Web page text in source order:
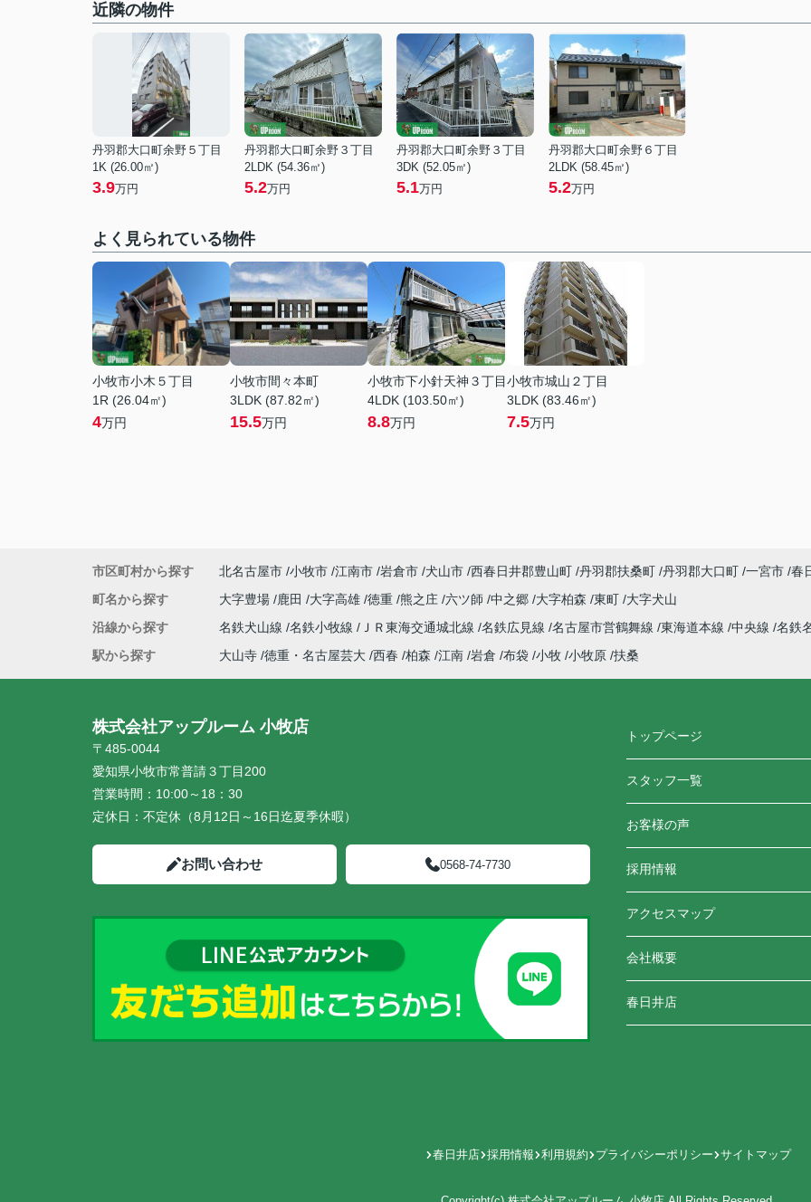
近隣の物件
丹羽郡大口町余野５丁目
1K (26.00㎡)
3.9万円
丹羽郡大口町余野３丁目
2LDK (54.36㎡)
5.2万円
丹羽郡大口町余野３丁目
3DK (52.05㎡)
5.1万円
丹羽郡大口町余野６丁目
2LDK (58.45㎡)
5.2万円
よく見られている物件
小牧市小木５丁目
1R (26.04㎡)
4万円
小牧市間々本町
3LDK (87.82㎡)
15.5万円
小牧市下小針天神３丁目
4LDK (103.50㎡)
8.8万円
小牧市城山２丁目
3LDK (83.46㎡)
7.5万円
市区町村から探す 北名古屋市 小牧市 江南市 岩倉市 犬山市 西春日井郡豊山町 丹羽郡扶桑町 丹羽郡大口町 一宮市 春
町名から探す
大字豊場 鹿田 大字高雄 徳重 熊之庄 六ツ師 中之郷 大字柏森 東町 大字犬山
沿線から探す
名鉄犬山線 名鉄小牧線 ＪＲ東海交通城北線 名鉄広見線 名古屋市営鶴舞線 東海道本線 中央線 名鉄
駅から探す
大山寺 徳重・名古屋芸大 西春 柏森 江南 岩倉 布袋 小牧 小牧原 扶桑
株式会社アップルーム 小牧店
〒485-0044
愛知県小牧市常普請３丁目200
営業時間： 10:00～18：30
定休日： 不定休（8月12日～16日迄夏季休暇）
お問い合わせ 0568-74-7730
トップページ
スタッフ一覧
お客様の声
採用情報
アクセスマップ
会社概要
春日井店
春日井店 採用情報 利用規約 プライバシーポリシー サイトマップ